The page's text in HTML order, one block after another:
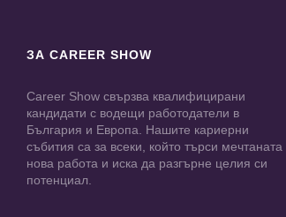
ЗА CAREER SHOW
Career Show свързва квалифицирани
кандидати с водещи работодатели в
България и Европа. Нашите кариерни
събития са за всеки, който търси мечтаната
нова работа и иска да разгърне целия си
потенциал.